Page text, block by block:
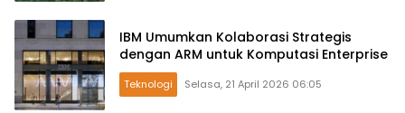
IBM Umumkan Kolaborasi Strategis
dengan ARM untuk Komputasi Enterprise
Teknologi Selasa, 21 April 2026 06:05